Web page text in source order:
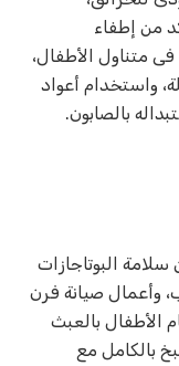
من إطفاء
متناول الأطفال،
واستخدام أعواد
بالصابون.
البوتاجازات
وأعمال صيانة فرن
الأطفال بالعبث
بالكامل مع